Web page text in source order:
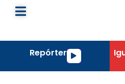
RepórterTocador